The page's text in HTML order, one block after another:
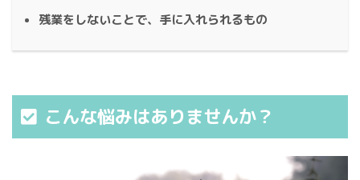
残業をしないことで、手に入れられるもの
こんな悩みはありませんか？